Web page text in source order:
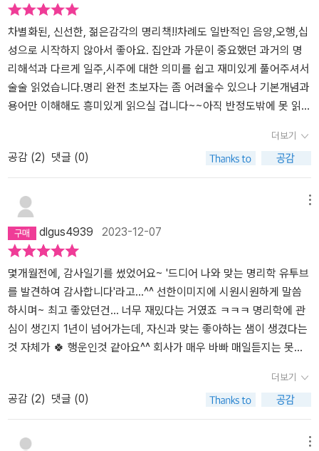
차별화된, 신선한, 젊은감각의 명리책!!차례도 일반적인 음양,오행,십
성으로 시작하지 않아서 좋아요. 집안과 가문이 중요했던 과거의 명
리해석과 다르게 일주,시주에 대한 의미를 쉽고 재미있게 풀어주셔서
술술 읽었습니다.명리 완전 초보자는 좀 어려울수 있으나 기본개념과
용어만 이해해도 흥미있게 읽으실 겁니다~~아직 반정도밖에 못 읽었
다. 명식을 어떻게 풀어야 하는지에 대해 이렇게 쉽고 자세하게 설명
을 해주는 책을 못만나봤는데..너무 반갑고 책을 출간해주신 초명샘
감사합니다..그리고 명리영역 기출문제와 풀이노트까지..빈틈없이 재
미있습니다..기출문제 아이디어 최고에요.중간중간 성취감을 느낄수
있어요^^ 초명님 유툽영상도봤는데..밝은에너지와 따뜻한 마음을 느
낄수 있어 자꾸 보게 되는 영상이에요.내년 강의도 너무 기대되고..심
화편도 빨리 출간되길 바랍니다.아참 그리고 읽다보니 색깔 컬러가
잘못된부분 3군데 찾았어요.268쪽,258쪽,74쪽입니다^^ 120쪽 어
머니 2번 들어갔구요^^ '명리 나를 지키는 무기' 대박나실 겁니다..책
재미있어요
더보기
공감 (2) 댓글 (0)
dlgus4939 2023-12-07
몇개월전에, 감사일기를 썼었어요~ '드디어 나와 맞는 명리학 유투브
를 발견하여 감사합니다'라고...^^ 선한이미지에 시원시원하게 말씀
하시며~ 최고 좋았던건... 너무 재밌다는 거였죠 ㅋㅋㅋ 명리학에 관
심이 생긴지 1년이 넘어가는데, 자신과 맞는 좋아하는 샘이 생겼다는
것 자체가 🍀 행운인것 같아요^^ 회사가 매우 바빠 매일듣지는 못했
수업하신다는 말씀에 벌써 바운스 됩니다..^^ 📚 책도 뭔가 기존의 책
과 다른, 디자인과 글씨체.. 특별한 느낌이 진짜 초명샘과 닮아있습니
다.하나라도 더 담기위해 노력하심이 보이고,진짜 최고 👍 내일 휴가
내고 여행가는데 제 가방에 '명리, 나를 지키는 무기' 쏙 넣으렵니다^-
더보기
공감 (2) 댓글 (0)